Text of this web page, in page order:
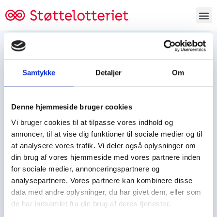
Samtykke Detaljer Om
Denne hjemmeside bruger cookies
Vi bruger cookies til at tilpasse vores indhold og
annoncer, til at vise dig funktioner til sociale medier og til
at analysere vores trafik. Vi deler også oplysninger om
din brug af vores hjemmeside med vores partnere inden
for sociale medier, annonceringspartnere og
analysepartnere. Vores partnere kan kombinere disse
data med andre oplysninger, du har givet dem, eller som
de har indsamlet fra din brug af deres tjenester.
Tjen penge og støt
Tjen penge til:
Spejdere/spejdergruppen/FDF’ere, m.fl.
Kontor
Tjenpengeogstoet.dk
Ejby Industrivej 91
DK – 2600 Glostrup
CVR: 19347508